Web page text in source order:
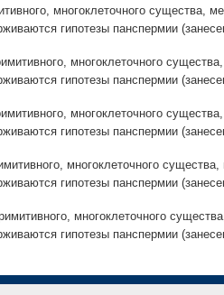
многоклеточного существа,
гипотезы панспермии
многоклеточного
гипотезы панспермии
многоклеточного
гипотезы панспермии
многоклеточного
гипотезы панспермии
многоклеточного
гипотезы панспермии